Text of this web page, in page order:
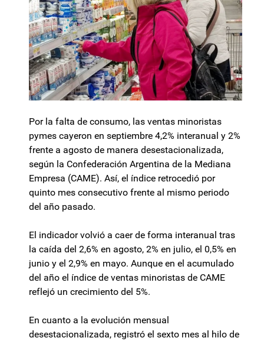
Por la falta de consumo, las ventas minoristas
pymes cayeron en septiembre 4,2% interanual y 2%
frente a agosto de manera desestacionalizada,
según la Confederación Argentina de la Mediana
Empresa (CAME). Así, el índice retrocedió por
quinto mes consecutivo frente al mismo periodo
del año pasado.
El indicador volvió a caer de forma interanual tras
la caída del 2,6% en agosto, 2% en julio, el 0,5% en
junio y el 2,9% en mayo. Aunque en el acumulado
del año el índice de ventas minoristas de CAME
reflejó un crecimiento del 5%.
En cuanto a la evolución mensual
desestacionalizada, registró el sexto mes al hilo de